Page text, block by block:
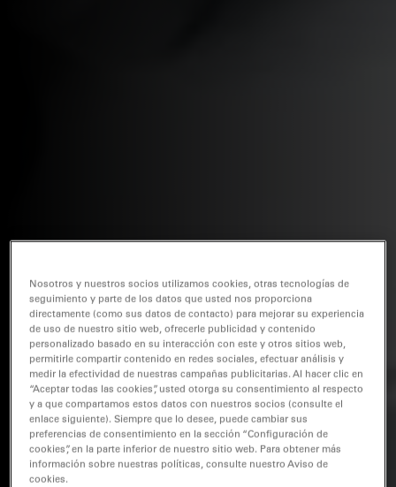
Nosotros y nuestros socios utilizamos cookies, otras tecnologías de
seguimiento y parte de los datos que usted nos proporciona
directamente (como sus datos de contacto) para mejorar su experiencia
de uso de nuestro sitio web, ofrecerle publicidad y contenido
personalizado basado en su interacción con este y otros sitios web,
permitirle compartir contenido en redes sociales, efectuar análisis y
medir la efectividad de nuestras campañas publicitarias. Al hacer clic en
“Aceptar todas las cookies”, usted otorga su consentimiento al respecto
y a que compartamos estos datos con nuestros socios (consulte el
enlace siguiente). Siempre que lo desee, puede cambiar sus
preferencias de consentimiento en la sección “Configuración de
cookies”, en la parte inferior de nuestro sitio web. Para obtener más
información sobre nuestras políticas, consulte nuestro Aviso de
cookies.